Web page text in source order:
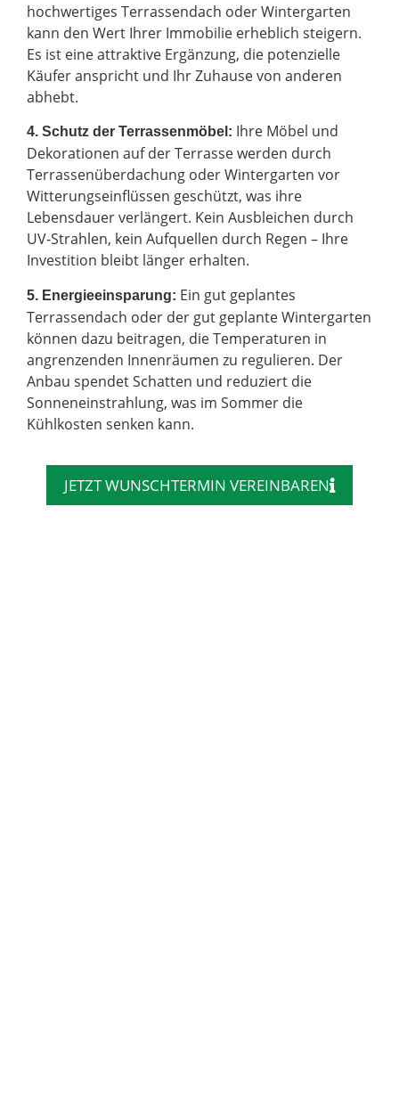
hochwertiges Terrassendach oder Wintergarten
kann den Wert Ihrer Immobilie erheblich steigern.
Es ist eine attraktive Ergänzung, die potenzielle
Käufer anspricht und Ihr Zuhause von anderen
abhebt.
4. Schutz der Terrassenmöbel: Ihre Möbel und
Dekorationen auf der Terrasse werden durch
Terrassenüberdachung oder Wintergarten vor
Witterungseinflüssen geschützt, was ihre
Lebensdauer verlängert. Kein Ausbleichen durch
UV-Strahlen, kein Aufquellen durch Regen – Ihre
Investition bleibt länger erhalten.
5. Energieeinsparung: Ein gut geplantes
Terrassendach oder der gut geplante Wintergarten
können dazu beitragen, die Temperaturen in
angrenzenden Innenräumen zu regulieren. Der
Anbau spendet Schatten und reduziert die
Sonneneinstrahlung, was im Sommer die
Kühlkosten senken kann.
JETZT WUNSCHTERMIN VEREINBAREN